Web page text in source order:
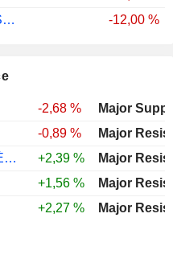
SAMSUNG ELECTRONICS CO., LTD.
-12,00 %
-2,68 %
Major
-0,89 %
Major
DASSAULT SYSTÈMES SE +2,39 %
Major
+1,56 %
Major
+2,27 % Major